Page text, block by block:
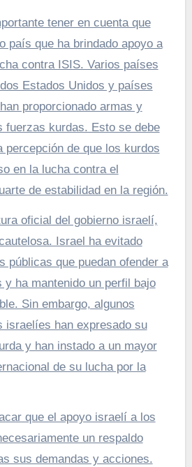
tener en cuenta que
país que ha brindado apoyo a
contra ISIS. Varios países
Estados Unidos y países
proporcionado armas y
fuerzas kurdas. Esto se debe
percepción de que los kurdos
en la lucha contra el
de estabilidad en la región.
oficial del gobierno israelí,
Israel ha evitado
públicas que puedan ofender a
ha mantenido un perfil bajo
Sin embargo, algunos
israelíes han expresado su
y han instado a un mayor
de su lucha por la
que el apoyo israelí a los
un respaldo
sus demandas y acciones.